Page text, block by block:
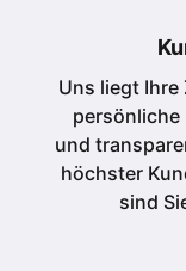
Uns liegt
persönliche
und
höchster
sind